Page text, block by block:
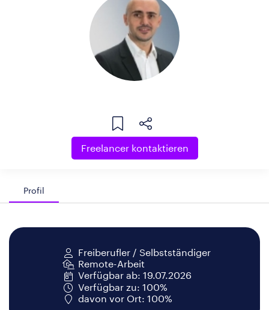
Freelancer kontaktieren
Profil
Freiberufler / Selbstständiger
Remote-Arbeit
Verfügbar ab: 19.07.2026
Verfügbar zu: 100%
davon vor Ort: 100%